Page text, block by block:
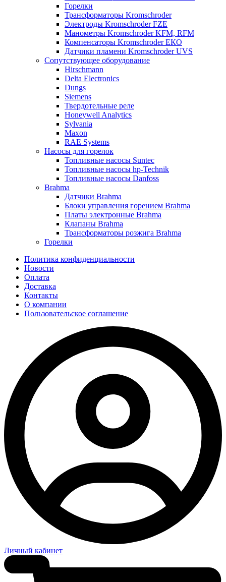
Горелки
Трансформаторы Kromschroder
Электроды Kromschroder FZE
Манометры Kromschroder KFM, RFM
Компенсаторы Kromschroder ЕКО
Датчики пламени Kromschroder UVS
Сопутствующее оборудование
Hirschmann
Delta Electronics
Dungs
Siemens
Твердотельные реле
Honeywell Analytics
Sylvania
Maxon
RAE Systems
Насосы для горелок
Топливные насосы Suntec
Топливные насосы hp-Technik
Топливные насосы Danfoss
Brahma
Датчики Brahma
Блоки управления горением Brahma
Платы электронные Brahma
Клапаны Brahma
Трансформаторы розжига Brahma
Горелки
Политика конфиденциальности
Новости
Оплата
Доставка
Контакты
О компании
Пользовательское соглашение
Личный кабинет